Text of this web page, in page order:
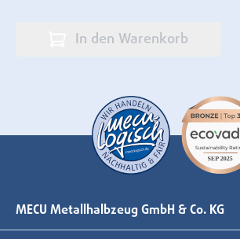
In den Warenkorb
MECU Metallhalbzeug GmbH & Co. KG